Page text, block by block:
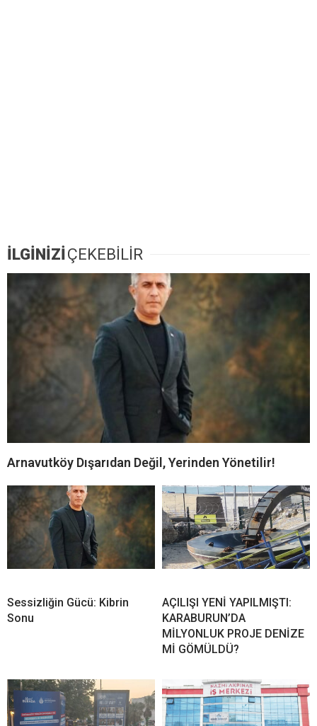
İLGİNİZİÇEKEBİLİR
Arnavutköy Dışarıdan Değil, Yerinden Yönetilir!
Sessizliğin Gücü: Kibrin
Sonu
AÇILIŞI YENİ YAPILMIŞTI:
KARABURUN’DA
MİLYONLUK PROJE DENİZE
Mİ GÖMÜLDÜ?